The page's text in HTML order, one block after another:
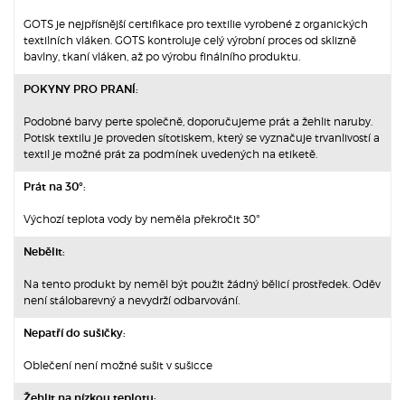
GOTS je nejpřísnější certifikace pro textilie vyrobené z organických
textilních vláken. GOTS kontroluje celý výrobní proces od sklizně
bavlny, tkaní vláken, až po výrobu finálního produktu.
POKYNY PRO PRANÍ:
Podobné barvy perte společně, doporučujeme prát a žehlit naruby.
Potisk textilu je proveden sítotiskem, který se vyznačuje trvanlivostí a
textil je možné prát za podmínek uvedených na etiketě.
Prát na 30°:
Výchozí teplota vody by neměla překročit 30°
Nebělit:
Na tento produkt by neměl být použit žádný bělicí prostředek. Oděv
není stálobarevný a nevydrží odbarvování.
Nepatří do sušičky:
Oblečení není možné sušit v sušicce